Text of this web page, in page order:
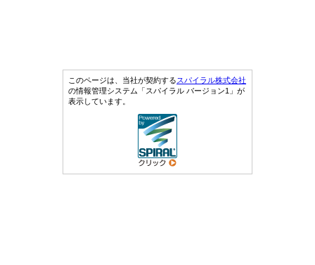
このページは、当社が契約するスパイラル株式会社
の情報管理システム「スパイラル バージョン1」が
表示しています。